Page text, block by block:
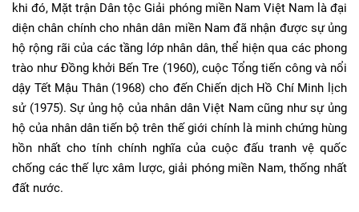
khi đó, Mặt trận Dân tộc Giải phóng miền Nam Việt Nam là đại
diện chân chính cho nhân dân miền Nam đã nhận được sự ủng
hộ rộng rãi của các tầng lớp nhân dân, thể hiện qua các phong
trào như Đồng khởi Bến Tre (1960), cuộc Tổng tiến công và nổi
dậy Tết Mậu Thân (1968) cho đến Chiến dịch Hồ Chí Minh lịch
sử (1975). Sự ủng hộ của nhân dân Việt Nam cũng như sự ủng
hộ của nhân dân tiến bộ trên thế giới chính là minh chứng hùng
hồn nhất cho tính chính nghĩa của cuộc đấu tranh vệ quốc
chống các thế lực xâm lược, giải phóng miền Nam, thống nhất
đất nước.